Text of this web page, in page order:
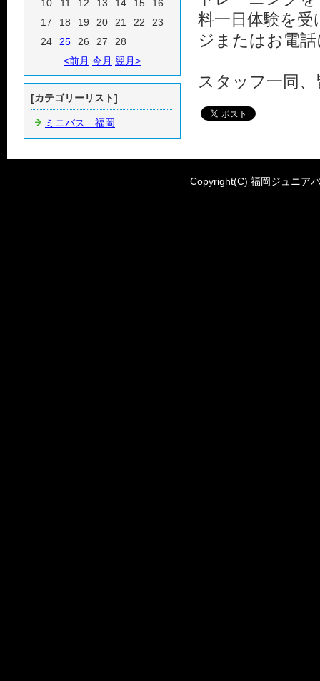
料一日体験を
ジまたはお電
スタッフ一同
10
11 12 13 14 15
16
17
18 19 20 21 22
23
24
25 26 27
28
<前月 今月 翌月>
[カテゴリーリスト]
ミニバス 福岡
Copyright(C) 福岡ジュニア